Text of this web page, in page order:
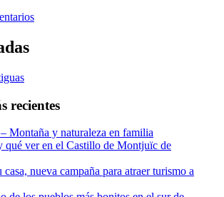
recientes
Montaña y naturaleza en familia
qué ver en el Castillo de Montjuïc de
casa, nueva campaña para atraer turismo a